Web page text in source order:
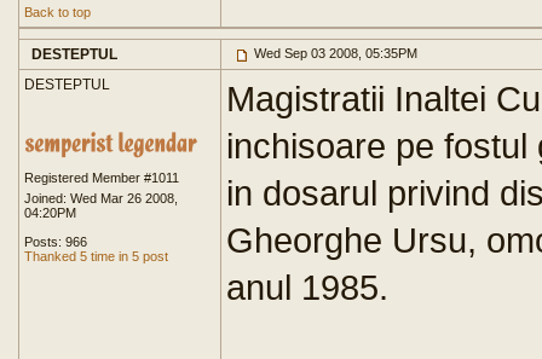
Back to top
DESTEPTUL Wed Sep 03 2008, 05:35PM
DESTEPTUL
Registered Member #1011
Joined: Wed Mar 26 2008,
04:20PM
Posts: 966
Thanked 5 time in 5 post
Magistratii Inaltei
inchisoare pe
in dosarul privind
Gheorghe Ursu,
anul 1985.